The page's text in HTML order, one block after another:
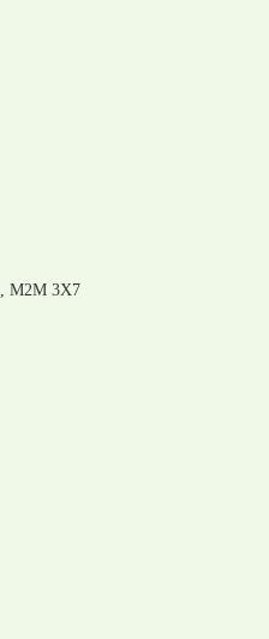
M2M 3X7